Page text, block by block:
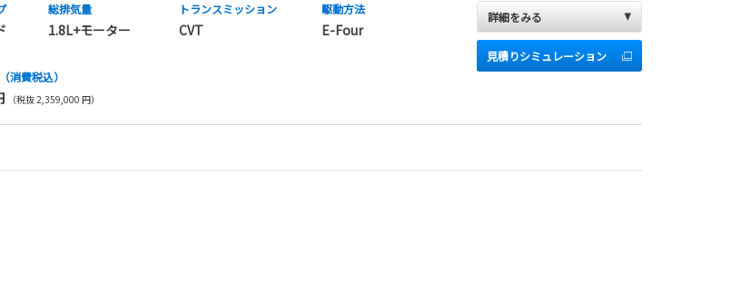
総排気量
1.8L+モーター
トランスミッション
CVT
駆動方法
E-Four
（消費税込）
（税抜 2,359,000 円）
詳細をみる
見積りシミュレーション